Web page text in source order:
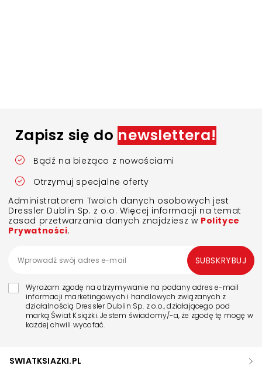
Zapisz się do newslettera!
Bądź na bieżąco z nowościami
Otrzymuj specjalne oferty
Administratorem Twoich danych osobowych jest
Dressler Dublin Sp. z o.o. Więcej informacji na temat
zasad przetwarzania danych znajdziesz w Polityce
Prywatności.
Wyrażam zgodę na otrzymywanie na podany adres e-mail
informacji marketingowych i handlowych związanych z
działalnością Dressler Dublin Sp. z o.o., działającego pod
marką Świat Książki. Jestem świadomy/-a, że zgodę tę mogę w
każdej chwili wycofać.
SUBSKRYBUJ
SWIATKSIAZKI.PL